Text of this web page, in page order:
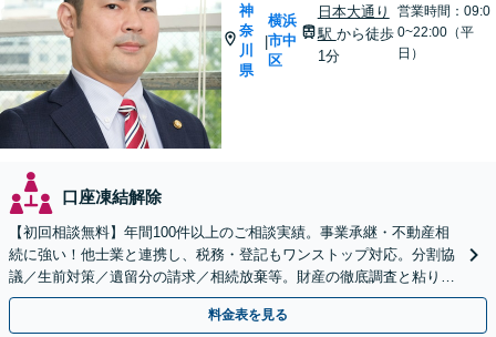
神
奈
川
県
|
横浜
市中
区
日本大通り
駅 から徒歩
1分
営業時間：09:0
0~22:00（平
日）
口座凍結解除
【初回相談無料】年間100件以上のご相談実績。事業承継・不動産相
続に強い！他士業と連携し、税務・登記もワンストップ対応。分割協
議／生前対策／遺留分の請求／相続放棄等。財産の徹底調査と粘り強
い交渉により、最善の解決へ【日本大通り駅2分】
料金表を見る